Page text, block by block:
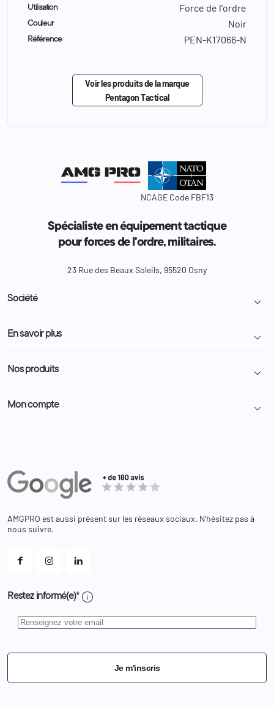
Utilisation Force de l'ordre
Couleur Noir
Référence PEN-K17066-N
Voir les produits de la marque
Pentagon Tactical
NCAGE Code FBF13
Spécialiste en équipement tactique
pour forces de l'ordre, militaires.
23 Rue des Beaux Soleils, 95520 Osny
Société 
Livraison et retour colis
Demande de devis
Nous contacter
En savoir plus 
Programme Fidélité
Administration
Nos produits 
Police Municipale | ASVP
Equipements
Bagagerie
Mon compte 
Adresses
Bons de réduction
Et les cookies ?
AMGPRO est aussi présent sur les réseaux sociaux. N'hésitez pas à
nous suivre.
Restez informé(e)* info
Je m'inscris